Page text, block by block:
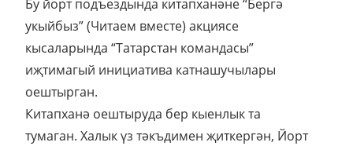
Бу йорт подъездында китапханәне “Бергә
укыйбыз” (Читаем вместе) акциясе
кысаларында “Татарстан командасы”
иҗтимагый инициатива катнашучылары
оештырган.
Китапханә оештыруда бер кыенлык та
тумаган. Халык үз тәкъдимен җиткергән, Йорт